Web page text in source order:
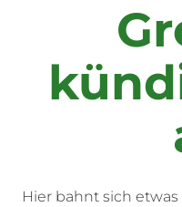
Hier bahnt sich